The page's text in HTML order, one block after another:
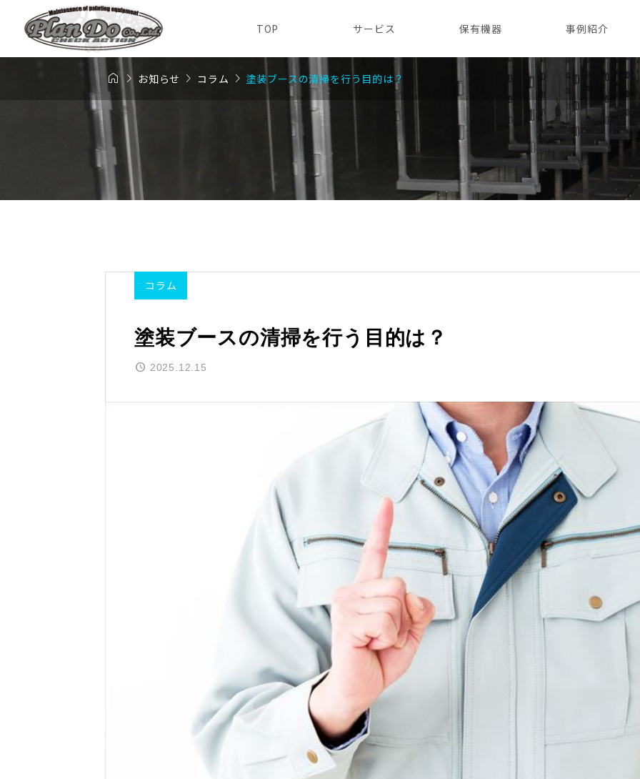
TOP サービス 保有機器 事例紹介
 お知らせ  コラム  塗装ブースの清掃を行う目的は？
コラム
塗装ブースの清掃を行う目的は？
2025.12.15